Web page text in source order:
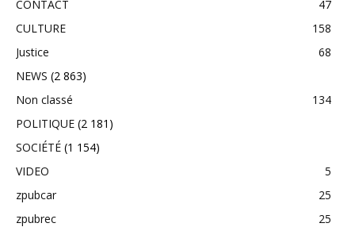
CONTACT
47
CULTURE
158
Justice
68
NEWS (2 863)
Non classé
134
POLITIQUE (2 181)
SOCIÉTÉ (1 154)
VIDEO
5
zpubcar
25
zpubrec
25